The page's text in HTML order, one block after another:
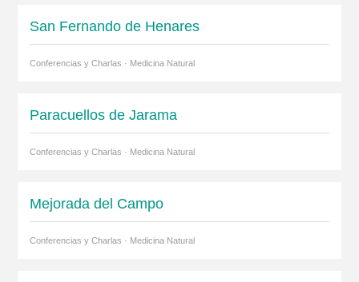
San Fernando de Henares
Conferencias y Charlas · Medicina Natural
Paracuellos de Jarama
Conferencias y Charlas · Medicina Natural
Mejorada del Campo
Conferencias y Charlas · Medicina Natural